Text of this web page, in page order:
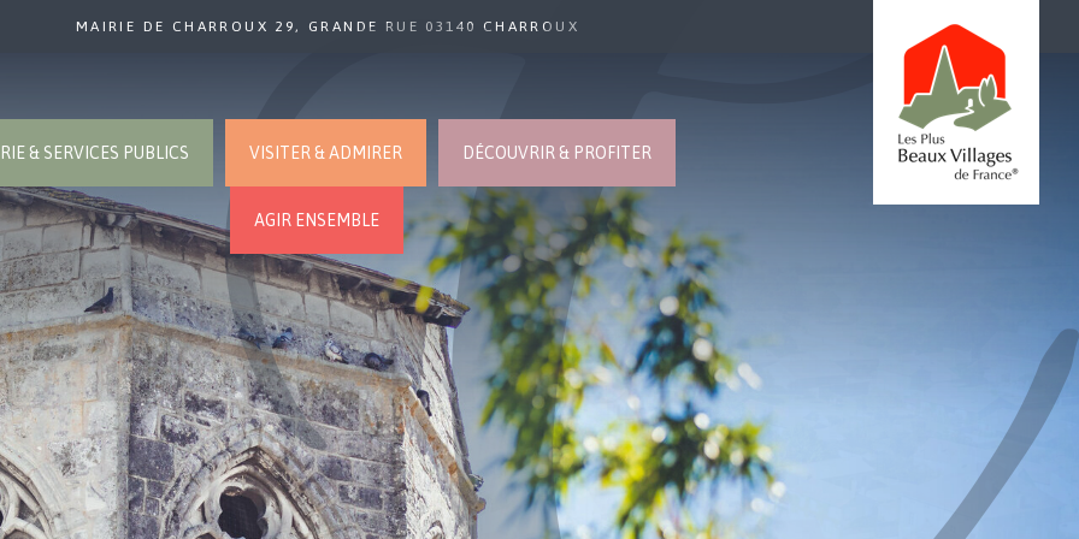
MAIRIE DE CHARROUX 29, GRANDE RUE 03140 CHARROUX
& SERVICES PUBLICS VISITER & ADMIRER DÉCOUVRIR & PROFITER
AGIR ENSEMBLE